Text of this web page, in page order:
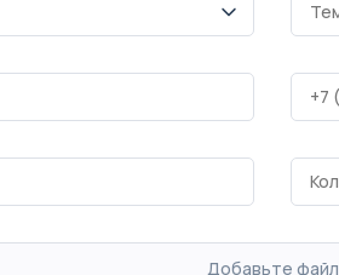
Добавьте файл